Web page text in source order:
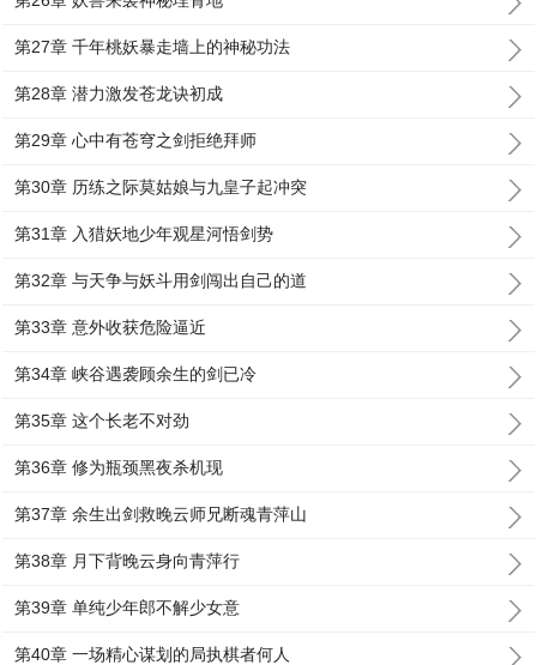
第27章 千年桃妖暴走墙上的神秘功法
第28章 潜力激发苍龙诀初成
第29章 心中有苍穹之剑拒绝拜师
第30章 历练之际莫姑娘与九皇子起冲突
第31章 入猎妖地少年观星河悟剑势
第32章 与天争与妖斗用剑闯出自己的道
第33章 意外收获危险逼近
第34章 峡谷遇袭顾余生的剑已冷
第35章 这个长老不对劲
第36章 修为瓶颈黑夜杀机现
第37章 余生出剑救晚云师兄断魂青萍山
第38章 月下背晚云身向青萍行
第39章 单纯少年郎不解少女意
第40章 一场精心谋划的局执棋者何人